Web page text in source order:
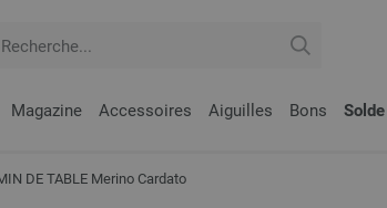
Magazine Accessoires Aiguilles Bons Solde
DE TABLE Merino Cardato